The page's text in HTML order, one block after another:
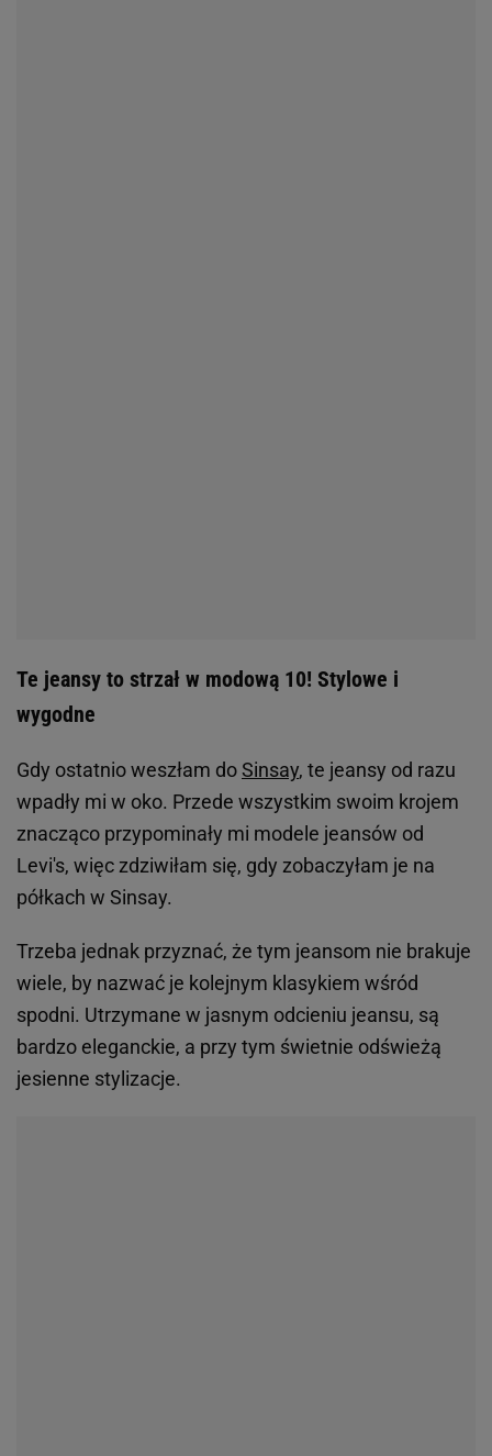
Te jeansy to strzał w modową 10! Stylowe i
wygodne
Gdy ostatnio weszłam doSinsay, te jeansy od razu
wpadły mi w oko. Przede wszystkim swoim krojem
znacząco przypominały mi modele jeansów od
Levi's, więc zdziwiłam się, gdy zobaczyłam je na
półkach w Sinsay.
Trzeba jednak przyznać, że tym jeansom nie brakuje
wiele, by nazwać je kolejnym klasykiem wśród
spodni. Utrzymane w jasnym odcieniu jeansu, są
bardzo eleganckie, a przy tym świetnie odświeżą
jesienne stylizacje.